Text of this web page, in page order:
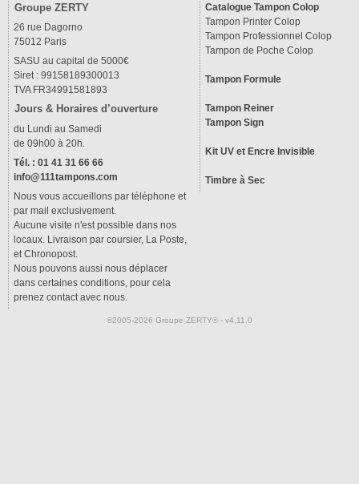
Groupe ZERTY
26 rue Dagorno
75012 Paris
SASU au capital de 5000€
Siret : 99158189300013
TVA FR34991581893
Jours & Horaires d’ouverture
du Lundi au Samedi
de 09h00 à 20h.
Tél. : 01 41 31 66 66
info@111tampons.com
Nous vous accueillons par téléphone et
par mail exclusivement.
Aucune visite n'est possible dans nos
locaux. Livraison par coursier, La Poste,
et Chronopost.
Nous pouvons aussi nous déplacer
dans certaines conditions, pour cela
prenez contact avec nous.
Catalogue Tampon Colop
Tampon Printer Colop
Tampon Professionnel Colop
Tampon de Poche Colop
Tampon Formule
Tampon Reiner
Tampon Sign
Kit UV et Encre Invisible
Timbre à Sec
®2005-2026 Groupe ZERTY® - v4.11.0